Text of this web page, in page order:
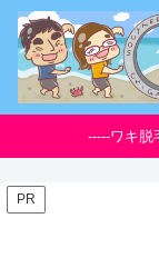
-----ワキ脱
PR